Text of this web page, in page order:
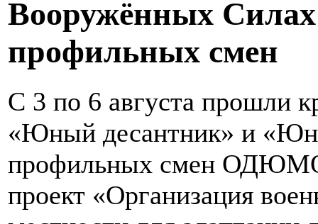
Вооружённых
профильных смен
С 3 по 6 августа прошли
«Юный десантник» и
профильных смен
проект «Организация